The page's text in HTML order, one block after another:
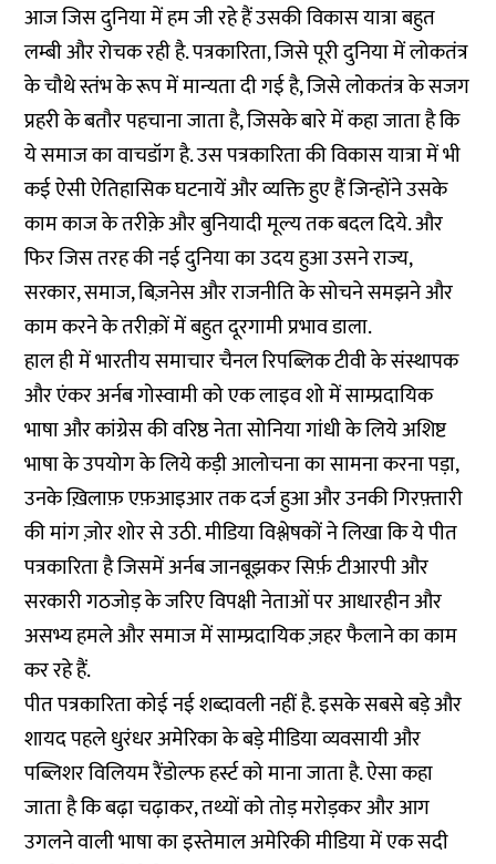
आज जिस दुनिया में हम जी रहे हैं उसकी विकास यात्रा बहुत
लम्बी और रोचक रही है. पत्रकारिता, जिसे पूरी दुनिया में लोकतंत्र
के चौथे स्तंभ के रूप में मान्यता दी गई है, जिसे लोकतंत्र के सजग
प्रहरी के बतौर पहचाना जाता है, जिसके बारे में कहा जाता है कि
ये समाज का वाचडॉग है. उस पत्रकारिता की विकास यात्रा में भी
कई ऐसी ऐतिहासिक घटनायें और व्यक्ति हुए हैं जिन्होंने उसके
काम काज के तरीक़े और बुनियादी मूल्य तक बदल दिये. और
फिर जिस तरह की नई दुनिया का उदय हुआ उसने राज्य,
सरकार, समाज, बिज़नेस और राजनीति के सोचने समझने और
काम करने के तरीक़ों में बहुत दूरगामी प्रभाव डाला.
हाल ही में भारतीय समाचार चैनल रिपब्लिक टीवी के संस्थापक
और एंकर अर्नब गोस्वामी को एक लाइव शो में साम्प्रदायिक
भाषा और कांग्रेस की वरिष्ठ नेता सोनिया गांधी के लिये अशिष्ट
भाषा के उपयोग के लिये कड़ी आलोचना का सामना करना पड़ा,
उनके ख़िलाफ़ एफ़आइआर तक दर्ज हुआ और उनकी गिरफ़्तारी
की मांग ज़ोर शोर से उठी. मीडिया विश्लेषकों ने लिखा कि ये पीत
पत्रकारिता है जिसमें अर्नब जानबूझकर सिर्फ़ टीआरपी और
सरकारी गठजोड़ के जरिए विपक्षी नेताओं पर आधारहीन और
असभ्य हमले और समाज में साम्प्रदायिक ज़हर फैलाने का काम
कर रहे हैं.
पीत पत्रकारिता कोई नई शब्दावली नहीं है. इसके सबसे बड़े और
शायद पहले धुरंधर अमेरिका के बड़े मीडिया व्यवसायी और
पब्लिशर विलियम रैंडोल्फ हर्स्ट को माना जाता है. ऐसा कहा
जाता है कि बढ़ा चढ़ाकर, तथ्यों को तोड़ मरोड़कर और आग
उगलने वाली भाषा का इस्तेमाल अमेरिकी मीडिया में एक सदी